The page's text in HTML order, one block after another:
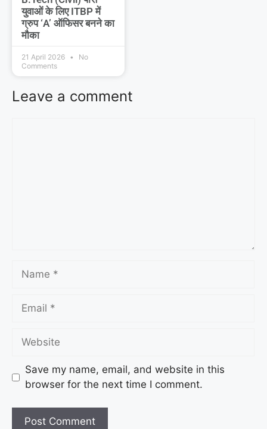
युवाओं के लिए ITBP में
ग्रुप ‘A’ ऑफिसर बनने का
मौका
21 April 2026
No
Comments
Leave a comment
Save my name, email, and website in this
browser for the next time I comment.